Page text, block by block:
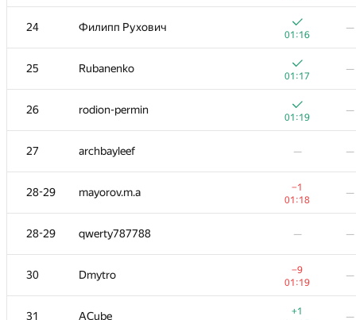
24 Филипп Рухович
01:16
—
25 Rubanenko
01:17
—
26 rodion-permin
01:19
—
27 archbayleef — —
28-29 mayorov.m.a
−1
01:18
—
28-29 qwerty787788 — —
30 Dmytro
−9
01:19
—
31 ACube
+1
—
7 amaksay
00:53
8 lebronua2013 —
9 ypisarchik
00:38
10 vepifanov
00:14
11
+
00:45
12
01:16
13 VArtem
+
00:24
14 NALP
+
00:22